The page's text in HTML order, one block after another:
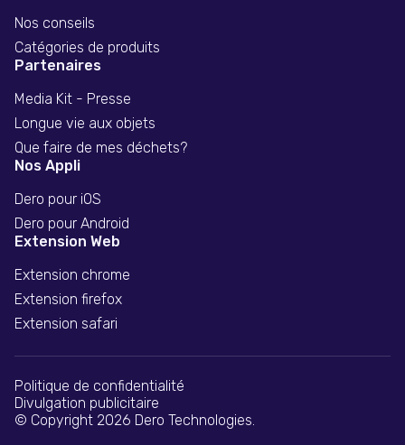
Nos conseils
Catégories de produits
Partenaires
Media Kit - Presse
Longue vie aux objets
Que faire de mes déchets?
Nos Appli
Dero pour iOS
Dero pour Android
Extension Web
Extension chrome
Extension firefox
Extension safari
© Copyright 2026 Dero Technologies.
Politique de confidentialité
Divulgation publicitaire